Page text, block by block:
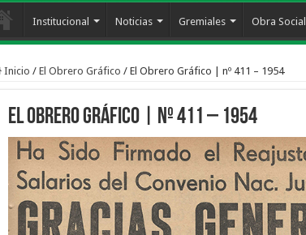
Institucional Noticias Gremiales Obra Social
Inicio / El Obrero Gráfico / El Obrero Gráfico | nº 411 – 1954
El Obrero Gráfico | nº 411 – 1954